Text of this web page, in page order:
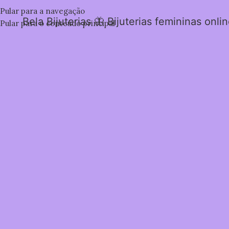
Pular para a navegação
Pular para o conteúdo principal
Bela Bijuterias 🦋 Bijuterias femininas